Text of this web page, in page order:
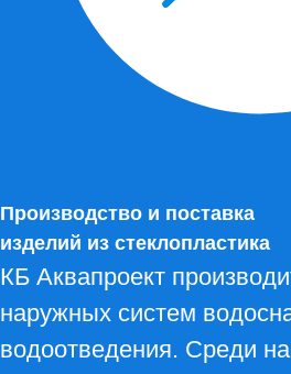
Производство и поставка
изделий из стеклопластика
КБ Аквапроект
наружных систем
водоотведения. Среди